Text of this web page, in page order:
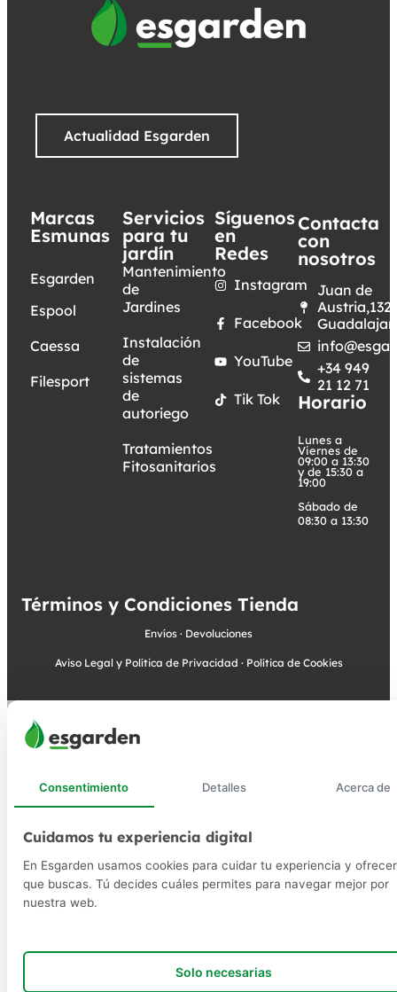
Actualidad Esgarden
Marcas
Esmunas
Esgarden
Espool
Caessa
Filesport
Servicios
para tu
jardín
Mantenimiento
de
Jardines
Instalación
de
sistemas
de
autoriego
Tratamientos
Fitosanitarios
Síguenos
en
Redes
Instagram
Facebook
YouTube
Tik Tok
Contacta
con
nosotros
Juan de
Austria,132.
+34 949
21 12 71
Horario
Lunes a
Viernes de
09:00 a 13:30
y de 15:30 a
19:00
Sábado de
08:30 a 13:30
Términos y Condiciones Tienda
Envíos · Devoluciones
Aviso Legal y Política de Privacidad · Política de Cookies
Consentimiento Detalles Acerca de
Cuidamos tu experiencia digital
En Esgarden usamos cookies para cuidar tu experiencia y
que buscas. Tú decides cuáles permites para navegar mejor por
nuestra web.
Solo necesarias